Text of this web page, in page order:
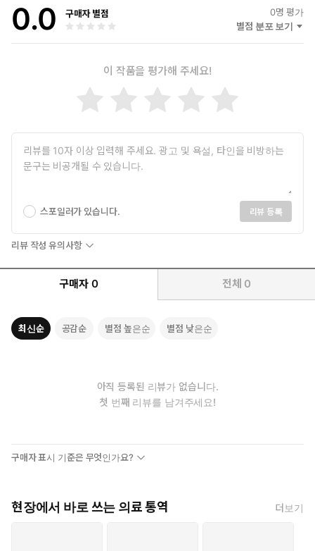
0.0 구매자 별점 0명 평가
별점 분포 보기
이 작품을 평가해 주세요!
스포일러가 있습니다. 리뷰 등록
리뷰 작성 유의사항
구매자 0 전체 0
최신순 공감순 별점 높은순 별점 낮은순
아직 등록된 리뷰가 없습니다.
첫 번째 리뷰를 남겨주세요!
구매자 표시 기준은 무엇인가요?
현장에서 바로 쓰는 의료 통역 더보기